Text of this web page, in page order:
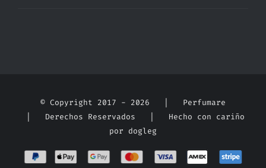
© Copyright 2017 - 2026 | Perfumare
| Derechos Reservados | Hecho con cariño
por dogleg